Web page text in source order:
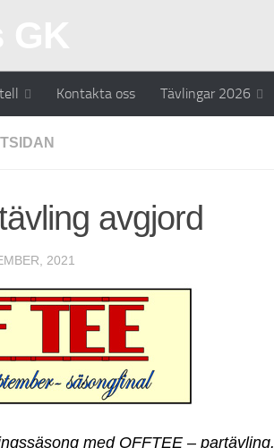
Kontakta oss Tävlingar 2026
avgjord
2021
med OFFTEE – partävling.